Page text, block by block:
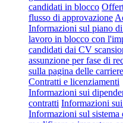
candidati in blocco
flusso di approvazione
Informazioni sul piano di
lavoro in blocco con
candidati dai CV
assunzione per fase di
sulla pagina delle
Contratti e licenziamenti
Informazioni sui
contratti Informazioni
Informazioni sul